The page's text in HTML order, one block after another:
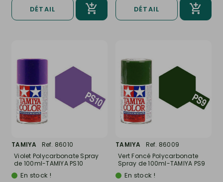
DÉTAIL DÉTAIL
TAMIYA
Ref. 86010
Violet Polycarbonate Spray
de 100ml-TAMIYA PS10
En stock !
TAMIYA
Ref. 86009
Vert Foncé Polycarbonate
Spray de 100ml-TAMIYA PS9
En stock !